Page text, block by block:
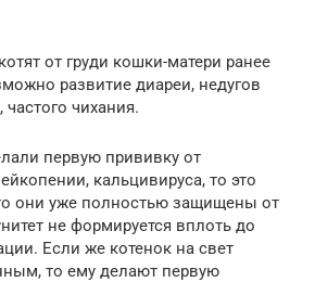
от груди кошки-матери ранее
развитие диареи, недугов
чихания.
первую прививку от
кальцивируса, то это
они уже полностью защищены от
не формируется вплоть до
Если же котенок на свет
то ему делают первую